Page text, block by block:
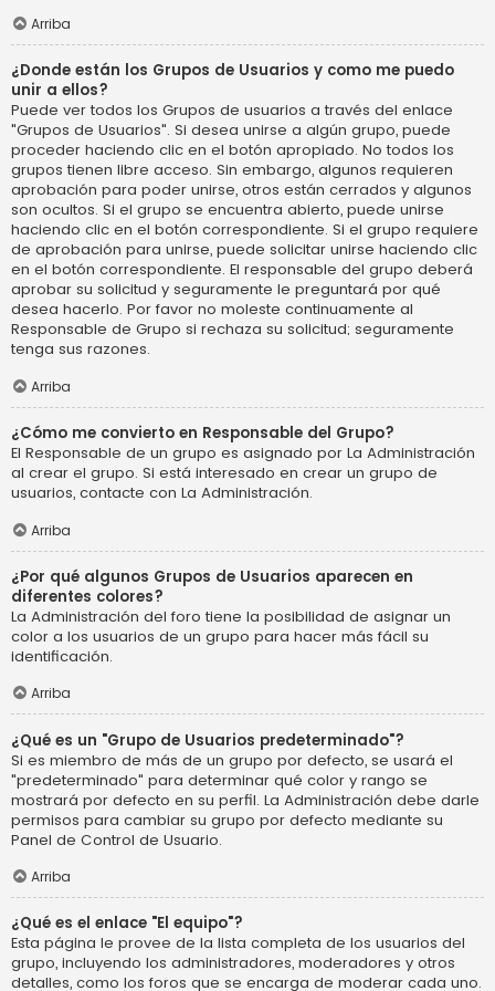
Arriba
¿Donde están los Grupos de Usuarios y como me puedo
unir a ellos?
Puede ver todos los Grupos de usuarios a través del enlace
"Grupos de Usuarios". Si desea unirse a algún grupo, puede
proceder haciendo clic en el botón apropiado. No todos los
grupos tienen libre acceso. Sin embargo, algunos requieren
aprobación para poder unirse, otros están cerrados y algunos
son ocultos. Si el grupo se encuentra abierto, puede unirse
haciendo clic en el botón correspondiente. Si el grupo requiere
de aprobación para unirse, puede solicitar unirse haciendo clic
en el botón correspondiente. El responsable del grupo deberá
aprobar su solicitud y seguramente le preguntará por qué
desea hacerlo. Por favor no moleste continuamente al
Responsable de Grupo si rechaza su solicitud; seguramente
tenga sus razones.
Arriba
¿Cómo me convierto en Responsable del Grupo?
El Responsable de un grupo es asignado por La Administración
al crear el grupo. Si está interesado en crear un grupo de
usuarios, contacte con La Administración.
Arriba
¿Por qué algunos Grupos de Usuarios aparecen en
diferentes colores?
La Administración del foro tiene la posibilidad de asignar un
color a los usuarios de un grupo para hacer más fácil su
identificación.
Arriba
¿Qué es un "Grupo de Usuarios predeterminado"?
Si es miembro de más de un grupo por defecto, se usará el
"predeterminado" para determinar qué color y rango se
mostrará por defecto en su perfil. La Administración debe darle
permisos para cambiar su grupo por defecto mediante su
Panel de Control de Usuario.
Arriba
¿Qué es el enlace "El equipo"?
Esta página le provee de la lista completa de los usuarios del
grupo, incluyendo los administradores, moderadores y otros
detalles, como los foros que se encarga de moderar cada uno.